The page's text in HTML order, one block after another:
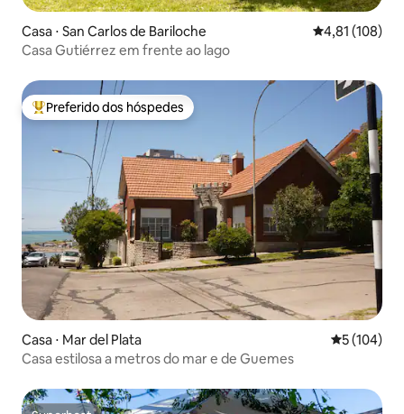
Casa ⋅ San Carlos de Bariloche 4,81 de uma
4,81 (108)
Casa Gutiérrez em frente ao lago
Entre os melhores preferidos dos hóspedes
Preferido dos hóspedes
Casa ⋅ Mar del Plata 5 de uma
5 (104)
Casa estilosa a metros do mar e de Guemes